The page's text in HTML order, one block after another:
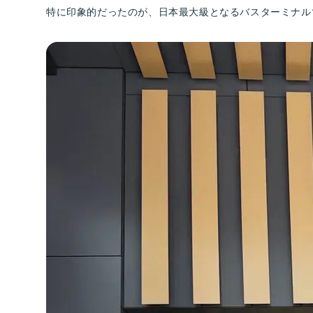
特に印象的だったのが、日本最大級となるバスターミナ